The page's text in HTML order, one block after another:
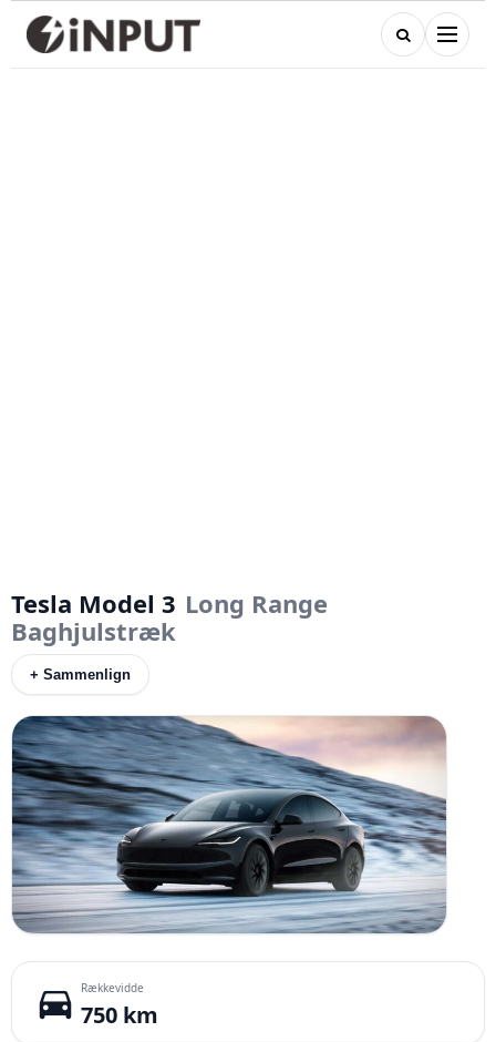
Tesla Model 3 Long Range
Baghjulstræk
+ Sammenlign
directions_car Rækkevidde
750 km